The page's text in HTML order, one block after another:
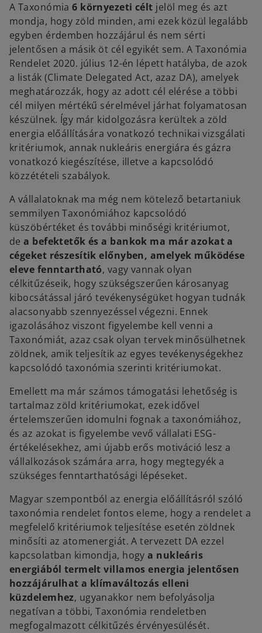
A Taxonómia6 környezeti célt jelöl meg és azt
mondja, hogy zöld minden, ami ezek közül legalább
egyben érdemben hozzájárul és nem sérti
jelentősen a másik öt cél egyikét sem. A Taxonómia
Rendelet 2020. július 12-én lépett hatályba, de azok
a listák (Climate Delegated Act, azaz DA), amelyek
meghatározzák, hogy az adott cél elérése a többi
cél milyen mértékű sérelmével járhat folyamatosan
készülnek. Így már kidolgozásra kerültek a zöld
energia előállítására vonatkozó technikai vizsgálati
kritériumok, annak nukleáris energiára és gázra
vonatkozó kiegészítése, illetve a kapcsolódó
közzétételi szabályok.
A vállalatoknak ma még nem kötelező betartaniuk
semmilyen Taxonómiához kapcsolódó
küszöbértéket és további minőségi kritériumot,
dea befektetők és a bankok ma már azokat a
cégeket részesítik előnyben, amelyek működése
eleve fenntartható, vagy vannak olyan
célkitűzéseik, hogy szükségszerűen károsanyag
kibocsátással járó tevékenységüket hogyan tudnák
alacsonyabb szennyezéssel végezni. Ennek
igazolásához viszont figyelembe kell venni a
Taxonómiát, azaz csak olyan tervek minősülhetnek
zöldnek, amik teljesítik az egyes tevékenységekhez
kapcsolódó taxonómia szerinti kritériumokat.
Emellett ma már számos támogatási lehetőség is
tartalmaz zöld kritériumokat, ezek idővel
értelemszerűen idomulni fognak a taxonómiához,
és az azokat is figyelembe vevő vállalati ESG-
értékelésekhez, ami újabb erős motiváció lesz a
vállalkozások számára arra, hogy megtegyék a
szükséges fenntarthatósági lépéseket.
Magyar szempontból az energia előállításról szóló
taxonómia rendelet fontos eleme, hogy a rendelet a
megfelelő kritériumok teljesítése esetén zöldnek
minősíti az atomenergiát. A tervezett DA ezzel
kapcsolatban kimondja, hogy a nukleáris
energiából termelt villamos energia jelentősen
hozzájárulhat a klímaváltozás elleni
küzdelemhez, ugyanakkor nem befolyásolja
negatívan a többi, Taxonómia rendeletben
megfogalmazott célkitűzés érvényesülését.